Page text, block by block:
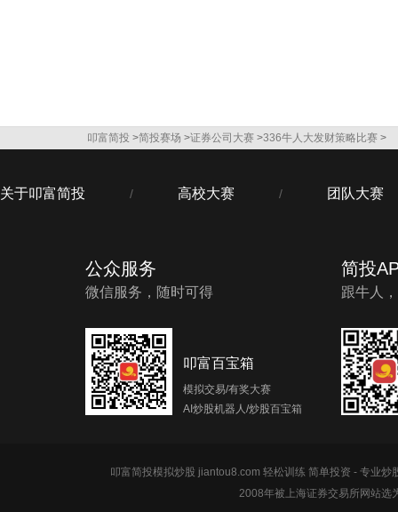
叩富简投 >简投赛场 >证券公司大赛 >336牛人大发财策略比赛 >
关于叩富简投 / 高校大赛 / 团队大赛
公众服务
微信服务，随时可得
叩富百宝箱
模拟交易/有奖大赛
AI炒股机器人/炒股百宝箱
简投
跟牛人
叩富简投模拟炒股 jiantou8.com 轻松训练 简单投资 - 专业炒
2008年被上海证券交易所网站选